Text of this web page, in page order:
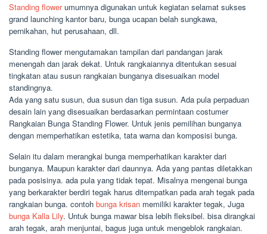
Standing flowerumumnya digunakan untuk kegiatan selamat sukses
grand launching kantor baru, bunga ucapan belah sungkawa,
pernikahan, hut perusahaan, dll.
Standing flower mengutamakan tampilan dari pandangan jarak
menengah dan jarak dekat. Untuk rangkaiannya ditentukan sesuai
tingkatan atau susun rangkaian bunganya disesuaikan model
standingnya.
Ada yang satu susun, dua susun dan tiga susun. Ada pula perpaduan
desain lain yang disesuaikan berdasarkan permintaan costumer
Rangkaian Bunga Standing Flower. Untuk jenis pemilihan bunganya
dengan memperhatikan estetika, tata warna dan komposisi bunga.
Selain itu dalam merangkai bunga memperhatikan karakter dari
bunganya. Maupun karakter dari daunnya. Ada yang pantas diletakkan
pada posisinya. ada pula yang tidak tepat. Misalnya mengenai bunga
yang berkarakter berdiri tegak harus ditempatkan pada arah tegak pada
rangkaian bunga. contoh bunga krisan memiliki karakter tegak, Juga
bunga Kalla Lily. Untuk bunga mawar bisa lebih fleksibel. bisa dirangkai
arah tegak, arah menjuntai, bagus juga untuk mengeblok rangkaian.